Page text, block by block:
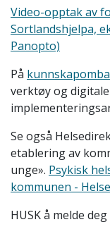
Video-opptak av
Sortlandshjelpa,
Panopto)
På
verktøy og
Se også
etablering av
unge». Psykisk
kommunen -
HUSK å melde